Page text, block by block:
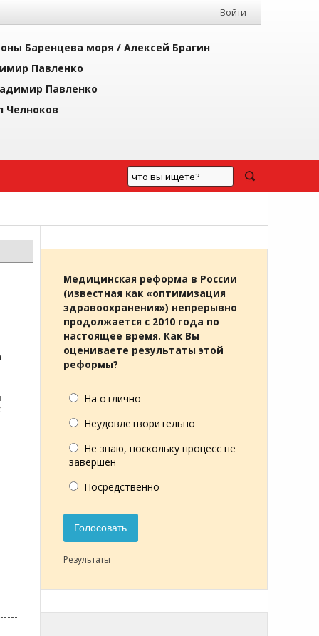
Войти
Баренцева моря / Алексей Брагин
Павленко
Павленко
Челноков
Медицинская реформа в России
(известная как «оптимизация
здравоохранения») непрерывно
продолжается с 2010 года по
настоящее время. Как Вы
оцениваете результаты этой
реформы?
На отлично
Неудовлетворительно
Не знаю, поскольку процесс не
завершён
Посредственно
Голосовать
Результаты